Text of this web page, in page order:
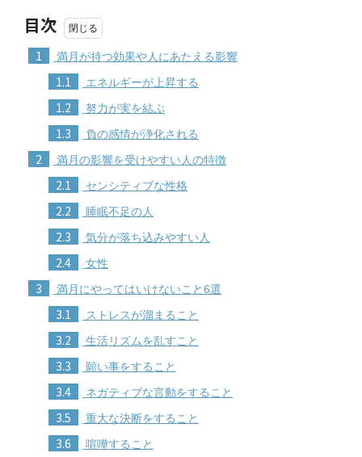
目次
1 満月が持つ効果や人にあたえる影響
1.1 エネルギーが上昇する
1.2 努力が実を結ぶ
1.3 負の感情が浄化される
2 満月の影響を受けやすい人の特徴
2.1 センシティブな性格
2.2 睡眠不足の人
2.3 気分が落ち込みやすい人
2.4 女性
3 満月にやってはいけないこと6選
3.1 ストレスが溜まること
3.2 生活リズムを乱すこと
3.3 願い事をすること
3.4 ネガティブな言動をすること
3.5 重大な決断をすること
3.6 喧嘩すること